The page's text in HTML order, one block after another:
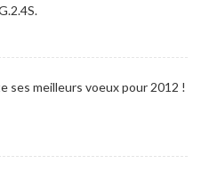
ses meilleurs voeux pour 2012 !